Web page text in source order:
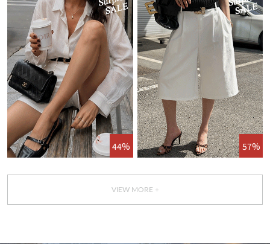
44% 57%
VIEW MORE +